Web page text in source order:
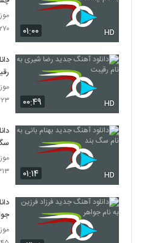
Mir
5843
Kooh
۲۴۹ بازدید
دانلود
۲۱۳ بازدید
دانلود
نمونه ای
۲۵۳ بازدید
5846
آهنگ
۳۰۱ بازدید
۰۱:۰۰ HD
۲۷۰ بازدید
۰۰:۴۹ HD
۲۲۳
۰۱:۱۴ HD
۳۱۳